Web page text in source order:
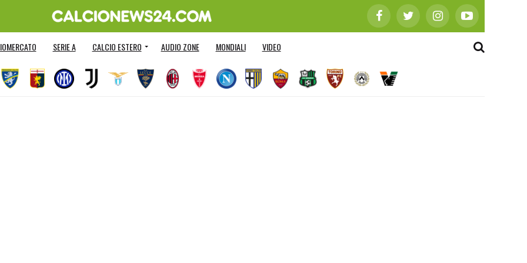
SERIE A CALCIO ESTERO AUDIO ZONE MONDIALI VIDEO